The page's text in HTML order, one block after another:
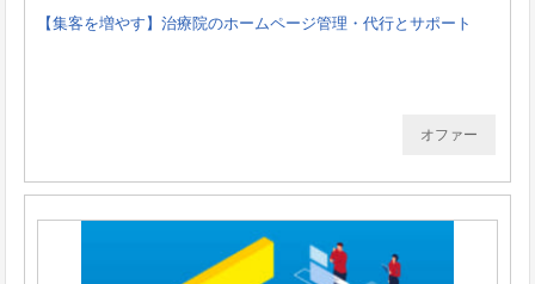
【集客を増やす】治療院のホームページ管理・代行とサポート
オファー